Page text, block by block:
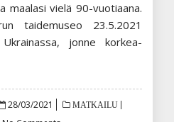
maalasi vielä 90-vuotiaana.
taidemuseo 23.5.2021
jonne korkea-
Posted
28/03/2021 MATKAILU